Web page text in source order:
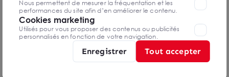
Indice d'émission de gaz à effet de serre
Nous permettent de mesurer la fréquentation et les
performances du site afin d’en améliorer le contenu.
Cookies marketing
Utilisés pour vous proposer des contenus ou publicités
personnalisés en fonction de votre navigation.
Enregistrer Tout accepter